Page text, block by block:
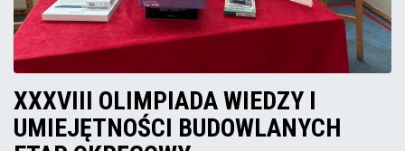
XXXVIII OLIMPIADA WIEDZY I
UMIEJĘTNOŚCI BUDOWLANYCH